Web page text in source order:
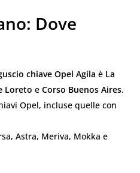
Dove
chiave Opel Agila è La
Loreto e Corso Buenos Aires.
Opel, incluse quelle con
Astra, Meriva, Mokka e